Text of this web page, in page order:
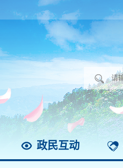
政民互动